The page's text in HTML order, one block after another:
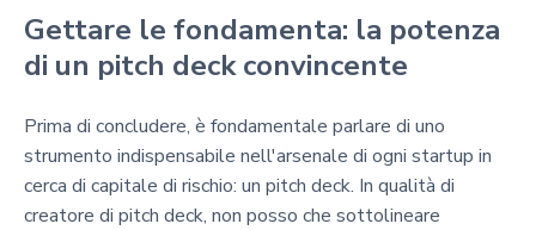
Gettare le fondamenta: la potenza
di un pitch deck convincente
Prima di concludere, è fondamentale parlare di uno
strumento indispensabile nell'arsenale di ogni startup in
cerca di capitale di rischio: un pitch deck. In qualità di
creatore di pitch deck, non posso che sottolineare